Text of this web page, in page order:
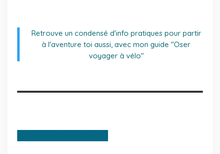
Retrouve un condensé d'info pratiques pour partir
à l'aventure toi aussi, avec mon guide "Oser
voyager à vélo"